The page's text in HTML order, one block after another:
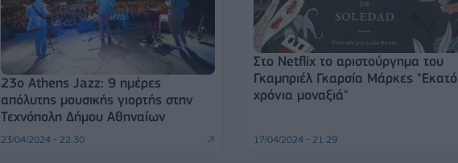
23o Athens Jazz: 9 ημέρες
απόλυτης μουσικής γιορτής στην
Τεχνόπολη Δήμου Αθηναίων
23/04/2024 - 22:30
Στο Netflix το αριστούργημα του
Γκαμπριέλ Γκαρσία Μάρκες "Εκατό
χρόνια μοναξιά"
17/04/2024 - 21:29